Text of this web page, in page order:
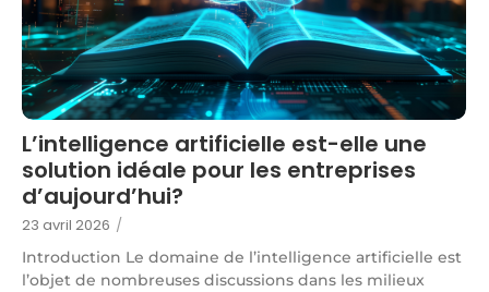
L’intelligence artificielle est-elle une
solution idéale pour les entreprises
d’aujourd’hui?
23 avril 2026 /
Introduction Le domaine de l’intelligence artificielle est
l’objet de nombreuses discussions dans les milieux